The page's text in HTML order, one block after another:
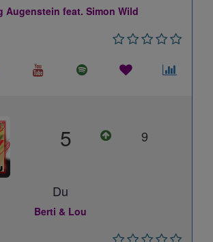
Augenstein feat. Simon Wild
5 9
Du
Berti & Lou